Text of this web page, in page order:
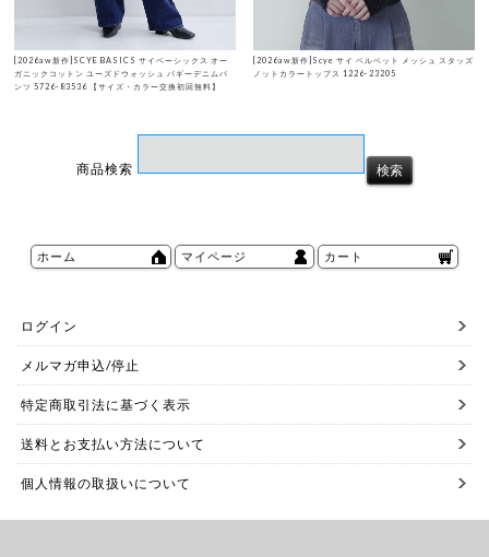
[2026aw新作]SCYE BASICS サイベーシックス オー
ガニックコットン ユーズドウォッシュ バギーデニムパ
ンツ 5726-83536 【サイズ・カラー交換初回無料】
[2026aw新作]Scye サイ ベルベット メッシュ スタッズ
ノットカラートップス 1226-23205
商品検索
ホーム マイページ カート
ログイン
メルマガ申込/停止
特定商取引法に基づく表示
送料とお支払い方法について
個人情報の取扱いについて